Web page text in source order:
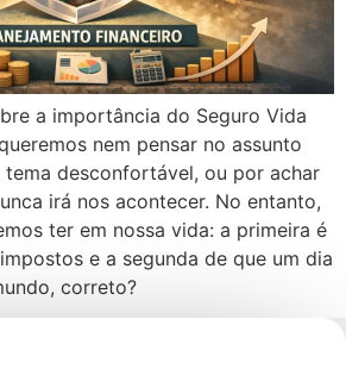
a importância do Seguro Vida
nem pensar no assunto
desconfortável, ou por achar
irá nos acontecer. No entanto,
ter em nossa vida: a primeira é
e a segunda de que um dia
correto?